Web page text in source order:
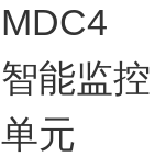
MDC4
智能监控
单元